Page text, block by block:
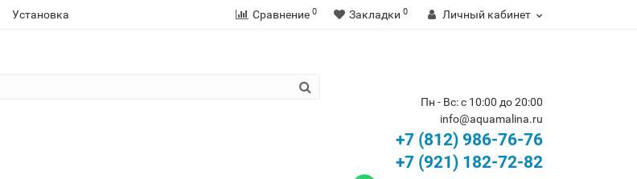
Установка Сравнение 0 Закладки 0 Личный кабинет
Пн - Вс: с 10:00 до 20:00
info@aquamalina.ru
+7 (812) 986-76-76
+7 (921) 182-72-82